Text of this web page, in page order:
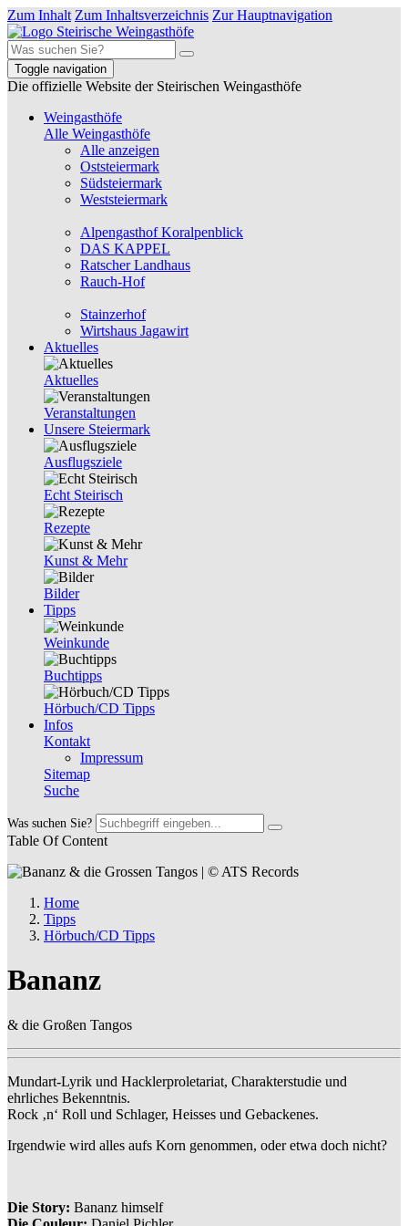
Zum Inhalt Zum Inhaltsverzeichnis Zur Hauptnavigation
Toggle navigation
Die offizielle Website der Steirischen Weingasthöfe
Weingasthöfe
Alle Weingasthöfe
Alle anzeigen
Oststeiermark
Südsteiermark
Weststeiermark
Alpengasthof Koralpenblick
DAS KAPPEL
Ratscher Landhaus
Rauch-Hof
Stainzerhof
Wirtshaus Jagawirt
Aktuelles
Aktuelles
Veranstaltungen
Unsere Steiermark
Ausflugsziele
Echt Steirisch
Rezepte
Kunst & Mehr
Bilder
Tipps
Weinkunde
Buchtipps
Hörbuch/CD Tipps
Infos
Kontakt
Impressum
Sitemap
Suche
Was suchen Sie?
Table Of Content
Home
Tipps
Hörbuch/CD Tipps
Bananz
& die Großen Tangos
Mundart-Lyrik und Hacklerproletariat, Charakterstudie und
ehrliches Bekenntnis.
Rock ‚n‘ Roll und Schlager, Heisses und Gebackenes.
Irgendwie wird alles aufs Korn genommen, oder etwa doch nicht?
Die Story: Bananz himself